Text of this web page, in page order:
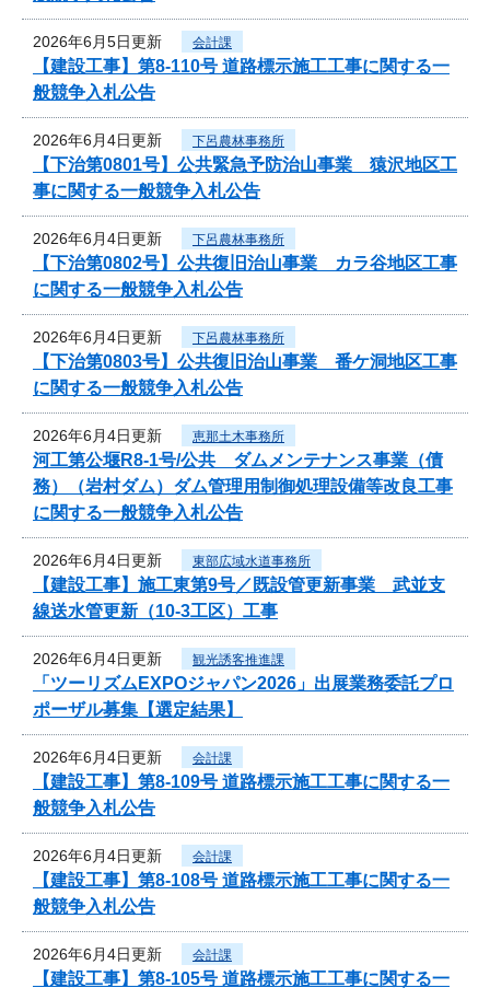
2026年6月5日更新 会計課
【建設工事】第8-110号 道路標示施工工事に関する一
般競争入札公告
2026年6月4日更新 下呂農林事務所
【下治第0801号】公共緊急予防治山事業 猿沢地区工
事に関する一般競争入札公告
2026年6月4日更新 下呂農林事務所
【下治第0802号】公共復旧治山事業 カラ谷地区工事
に関する一般競争入札公告
2026年6月4日更新 下呂農林事務所
【下治第0803号】公共復旧治山事業 番ケ洞地区工事
に関する一般競争入札公告
2026年6月4日更新 恵那土木事務所
河工第公堰R8-1号/公共 ダムメンテナンス事業（債
務）（岩村ダム）ダム管理用制御処理設備等改良工事
に関する一般競争入札公告
2026年6月4日更新 東部広域水道事務所
【建設工事】施工東第9号／既設管更新事業 武並支
線送水管更新（10-3工区）工事
2026年6月4日更新 観光誘客推進課
「ツーリズムEXPOジャパン2026」出展業務委託プロ
ポーザル募集【選定結果】
2026年6月4日更新 会計課
【建設工事】第8-109号 道路標示施工工事に関する一
般競争入札公告
2026年6月4日更新 会計課
【建設工事】第8-108号 道路標示施工工事に関する一
般競争入札公告
2026年6月4日更新 会計課
【建設工事】第8-105号 道路標示施工工事に関する一